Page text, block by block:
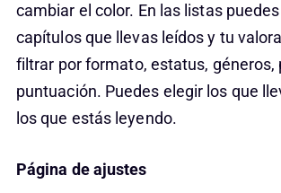
cambiar el color. En las listas
capítulos que llevas leídos y tu
filtrar por formato, estatus, géneros,
puntuación. Puedes elegir los que
los que estás leyendo.
Página de ajustes